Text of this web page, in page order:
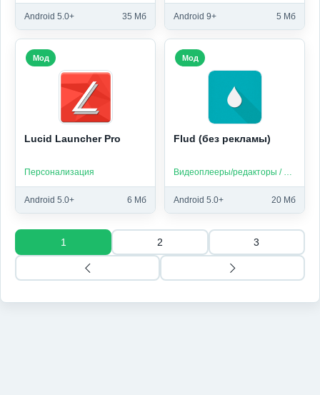
Android 5.0+ 35 Мб Android 9+ 5 Мб
Lucid Launcher Pro
Персонализация
Android 5.0+ 6 Мб
Мод
Flud (без рекламы)
Видеоплееры/редакторы / Платные приложения
Android 5.0+ 20 Мб
Мод
1 2 3